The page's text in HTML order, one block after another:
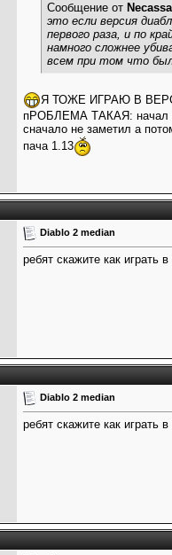
Сообщение от
это если версия
первого раза, и по
намного сложнее
всем при том что
Я ТОЖЕ ИГРАЮ В
пРОБЛЕМА ТАКАЯ: начал
сначало не заметил а
пача 1.13
Diablo 2 median
ребят скажите как играть
Diablo 2 median
ребят скажите как играть